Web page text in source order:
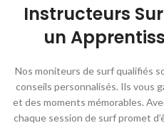
Instructeurs
un
Nos moniteurs de surf qualifiés
conseils personnalisés. Ils vous
et des moments mémorables.
chaque session de surf promet